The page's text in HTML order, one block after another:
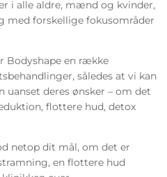
i alle aldre, mænd og kvinder,
forskellige fokusområder
Bodyshape en række
således at vi kan
deres ønsker – om det
flottere hud, detox
netop dit mål, om det er
en flottere hud